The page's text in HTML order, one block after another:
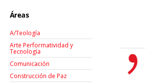
Áreas
A/Teología
Arte Performatividad y
Tecnología
Comunicación
Construcción de Paz